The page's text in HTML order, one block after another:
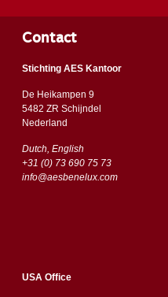
Contact
Stichting AES Kantoor
De Heikampen 9
5482 ZR Schijndel
​​Nederland
Dutch, English
+31 (0) 73 690 75 73
info@aesbenelux.com
USA Office